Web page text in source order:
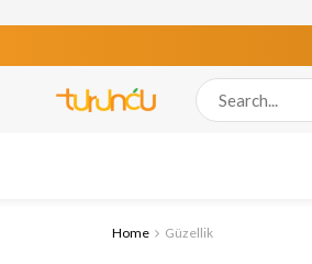
Home Güzellik